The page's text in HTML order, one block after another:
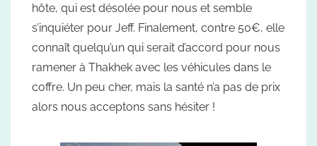
hôte, qui est désolée pour nous et semble
s’inquiéter pour Jeff. Finalement, contre 50€, elle
connaît quelqu’un qui serait d’accord pour nous
ramener à Thakhek avec les véhicules dans le
coffre. Un peu cher, mais la santé n’a pas de prix
alors nous acceptons sans hésiter !